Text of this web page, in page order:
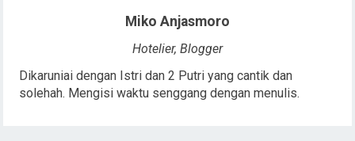
Miko Anjasmoro
Hotelier, Blogger
Dikaruniai dengan Istri dan 2 Putri yang cantik dan
solehah. Mengisi waktu senggang dengan menulis.